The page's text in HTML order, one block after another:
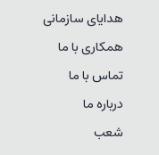
هدایای سازمانی
همکاری با ما
تماس با ما
درباره ما
شعب